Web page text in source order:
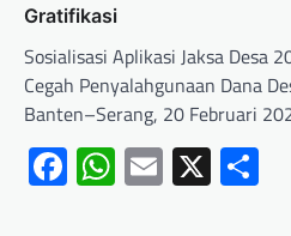
Gratifikasi
Sosialisasi Aplikasi Jaksa Desa
Cegah Penyalahgunaan Dana
Banten–Serang, 20 Februari
Facebook
WhatsApp
Email
X